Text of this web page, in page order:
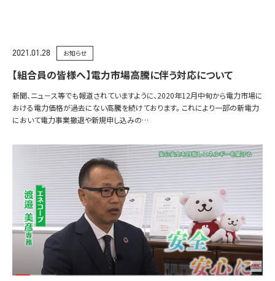
2021.01.28 お知らせ
【組合員の皆様へ】電力市場高騰に伴う対応について
新聞、ニュ－ス等でも報道されていますように、2020年12月中旬から電力市場に
おける電力価格が過去にない高騰を続けております。 これにより一部の新電力
において電力事業撤退や新規申し込みの…